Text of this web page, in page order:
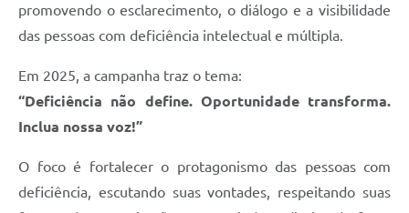
promovendo o esclarecimento, o diálogo e a visibilidade
das pessoas com deficiência intelectual e múltipla.
Em 2025, a campanha traz o tema:
“Deficiência não define. Oportunidade transforma.
Inclua nossa voz!”
O foco é fortalecer o protagonismo das pessoas com
deficiência, escutando suas vontades, respeitando suas